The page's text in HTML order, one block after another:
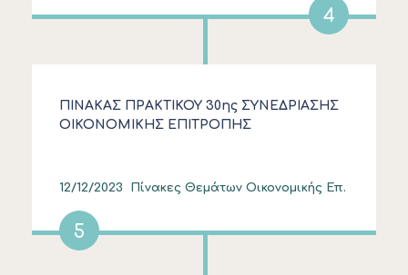
4
ΠΙΝΑΚΑΣ ΠΡΑΚΤΙΚΟΥ 30ης ΣΥΝΕΔΡΙΑΣΗΣ
ΟΙΚΟΝΟΜΙΚΗΣ ΕΠΙΤΡΟΠΗΣ
12/12/2023 Πίνακες Θεμάτων Οικονομικής Επ.
5